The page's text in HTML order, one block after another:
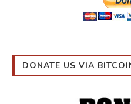
DONATE US VIA